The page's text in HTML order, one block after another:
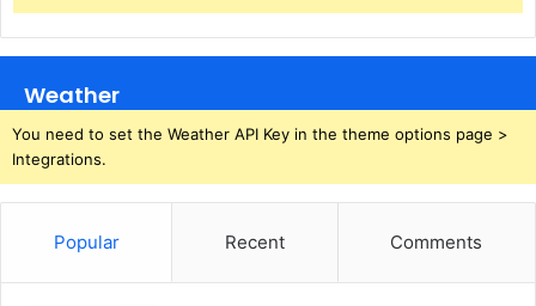
Weather
You need to set the Weather API Key in the theme options page >
Integrations.
Popular Recent Comments